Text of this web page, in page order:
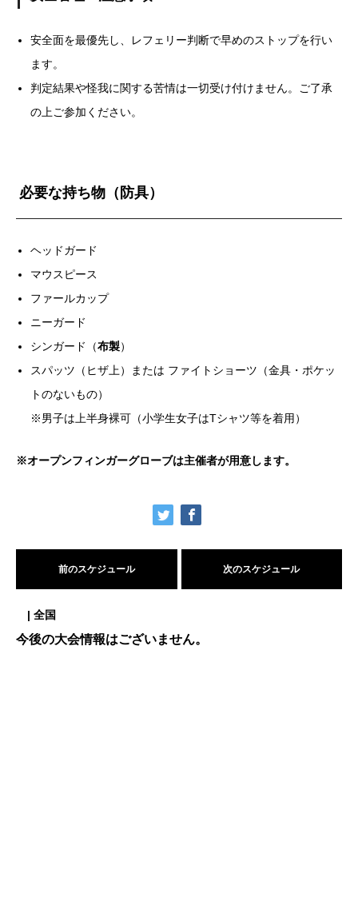
安全面を最優先し、レフェリー判断で早めのストップを行い
ます。
判定結果や怪我に関する苦情は一切受け付けません。ご了承
の上ご参加ください。
必要な持ち物（防具）
ヘッドガード
マウスピース
ファールカップ
ニーガード
シンガード（布製）
スパッツ（ヒザ上）または ファイトショーツ（金具・ポケッ
トのないもの）
※男子は上半身裸可（小学生女子はTシャツ等を着用）
※オープンフィンガーグローブは主催者が用意します。
前のスケジュール 次のスケジュール
| 全国
今後の大会情報はございません。